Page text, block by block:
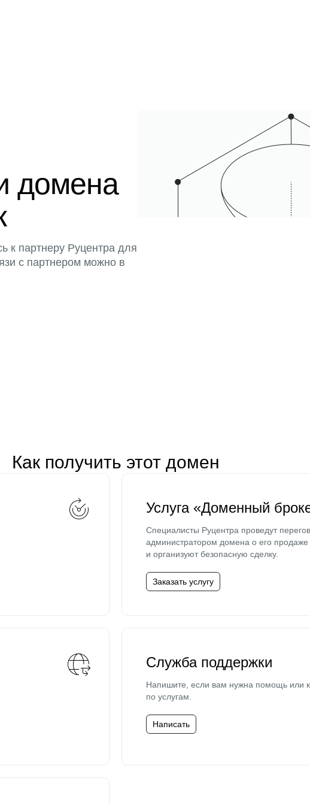
домена
к партнеру Руцентра для
с партнером можно в
Как получить этот домен
Услуга «Доменный
Специалисты Руцентра проведут
администратором домена о его
и организуют безопасную сделку.
Заказать услугу
Служба поддержки
Напишите, если вам нужна помощь или
по услугам.
Написать